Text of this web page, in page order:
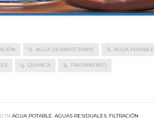
AGUA DESINFECTANTE AGUA POTABLE
QUIMICA TRATAMIENTO
IN AGUA POTABLE, AGUAS RESIDUALES, FILTRACIÓN